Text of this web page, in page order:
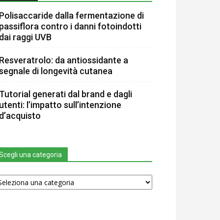
Polisaccaride dalla fermentazione di
passiflora contro i danni fotoindotti
dai raggi UVB
Resveratrolo: da antiossidante a
di longevità cutanea
Tutorial generati dal brand e dagli
utenti: l’impatto sull’intenzione
d’acquisto
una categoria